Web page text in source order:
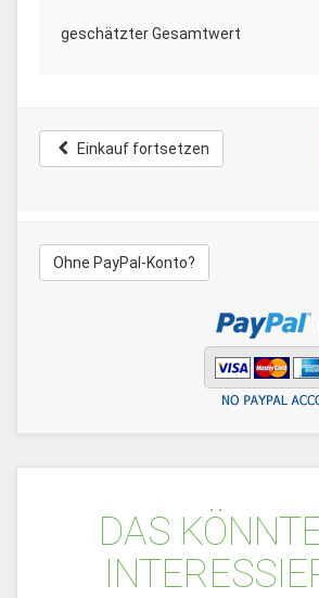
geschätzter Gesamtwert
Einkauf fortsetzen
Ohne PayPal-Konto?
DAS